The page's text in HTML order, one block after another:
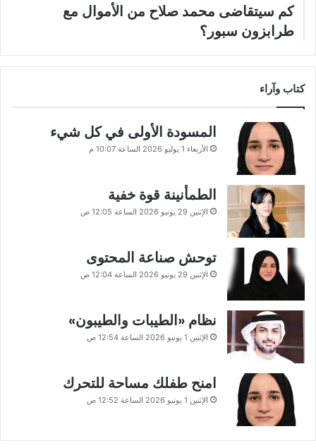
كم سيتقاضى محمد صلاح من الأموال مع
طرابزون سبور؟
كتاب وآراء
المسودة الأولى في كل شيء
الأربعاء 1 يوليو 2026 الساعة 10:07 م
الطمأنينة قوة خفية
الإثنين 29 يونيو 2026 الساعة 12:05 ص
توحش صناعة المحتوى
الإثنين 29 يونيو 2026 الساعة 12:04 ص
نظام «الطيبات والطيبون»
الإثنين 1 يونيو 2026 الساعة 12:54 ص
امنح طفلك مساحة للتحرك
الإثنين 1 يونيو 2026 الساعة 12:52 ص